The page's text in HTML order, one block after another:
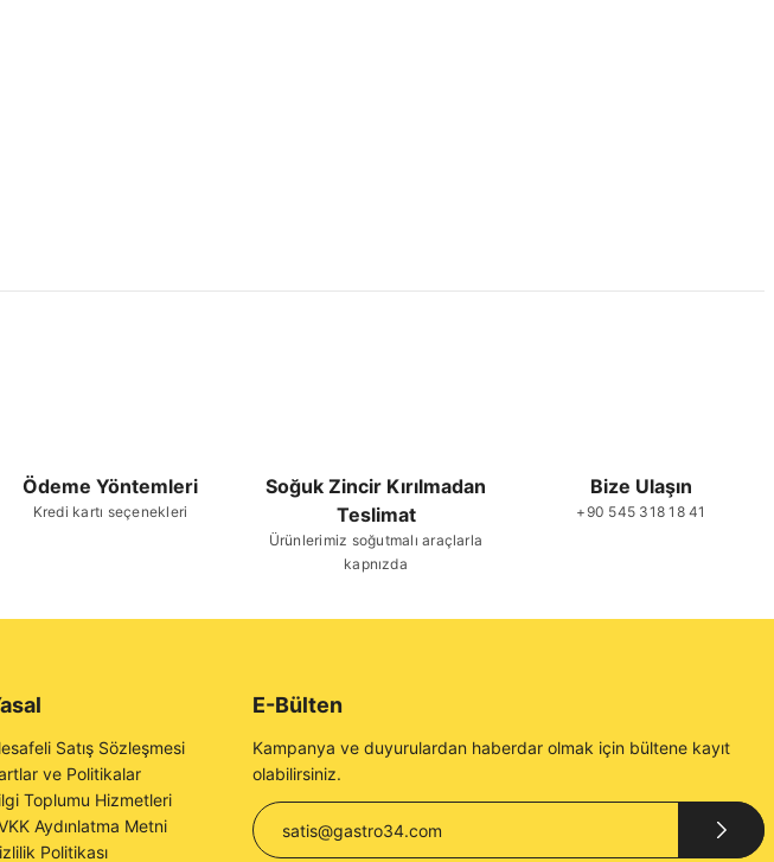
Ödeme Yöntemleri
Kredi kartı seçenekleri
Soğuk Zincir Kırılmadan
Teslimat
Ürünlerimiz soğutmalı araçlarla
kapnızda
Bize Ulaşın
+90 545 318 18 41
Satış Sözleşmesi
ve Politikalar
Toplumu Hizmetleri
Aydınlatma Metni
Politikası
E-Bülten
Kampanya ve duyurulardan haberdar olmak için bültene kayıt
olabilirsiniz.